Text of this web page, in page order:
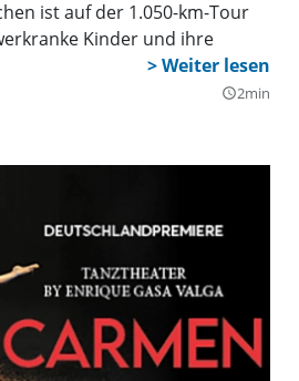
ist auf der 1.050-km-Tour
Kinder und ihre
query_builder2min